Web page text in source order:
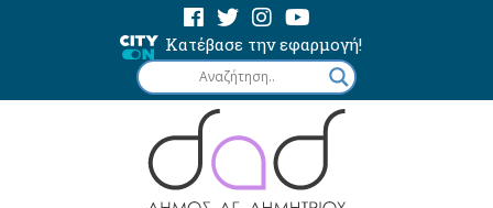
Κατέβασε την εφαρμογή!